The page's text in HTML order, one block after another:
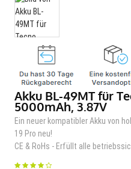
Akku BL-49MT für
5000mAh, 3.87V
Ein neuer kompatibler Akku von
19 Pro neu!
CE & RoHs - Erfüllt alle